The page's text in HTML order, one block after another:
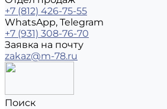
+7 (812) 426-75-55
WhatsApp, Telegram
+7 (931) 308-76-70
Заявка на почту
zakaz@m-78.ru
Поиск